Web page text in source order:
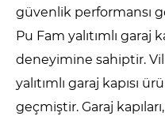
güvenlik performansı
Pu Fam yalıtımlı garaj
deneyimine sahiptir.
yalıtımlı garaj kapısı
geçmiştir. Garaj